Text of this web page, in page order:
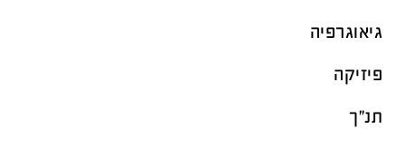
גיאוגרפיה
פיזיקה
תנ"ך